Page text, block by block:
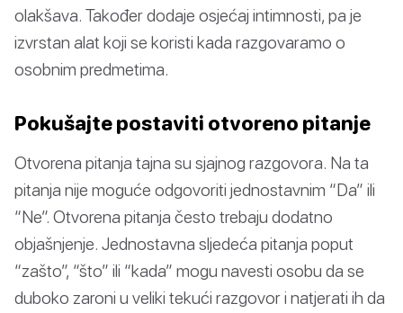
olakšava. Također dodaje osjećaj intimnosti, pa je
izvrstan alat koji se koristi kada razgovaramo o
osobnim predmetima.
Pokušajte postaviti otvoreno pitanje
Otvorena pitanja tajna su sjajnog razgovora. Na ta
pitanja nije moguće odgovoriti jednostavnim “Da” ili
“Ne”. Otvorena pitanja često trebaju dodatno
objašnjenje. Jednostavna sljedeća pitanja poput
“zašto”, “što” ili “kada” mogu navesti osobu da se
duboko zaroni u veliki tekući razgovor i natjerati ih da